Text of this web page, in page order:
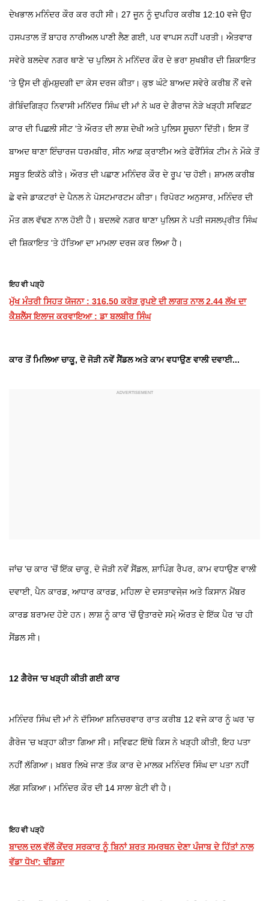
ਦੇਖਭਾਲ ਮਨਿੰਦਰ ਕੌਰ ਕਰ ਰਹੀ ਸੀ। 27 ਜੂਨ ਨੂੰ ਦੁਪਹਿਰ ਕਰੀਬ 12:10 ਵਜੇ ਉਹ
ਹਸਪਤਾਲ ਤੋਂ ਬਾਹਰ ਨਾਰੀਅਲ ਪਾਣੀ ਲੈਣ ਗਈ, ਪਰ ਵਾਪਸ ਨਹੀਂ ਪਰਤੀ। ਐਤਵਾਰ
ਸਵੇਰੇ ਬਲਦੇਵ ਨਗਰ ਥਾਣੇ 'ਚ ਪੁਲਿਸ ਨੇ ਮਨਿੱਦਰ ਕੌਰ ਦੇ ਭਰਾ ਸੁਖਬੀਰ ਦੀ ਸ਼ਿਕਾਇਤ
'ਤੇ ਉਸ ਦੀ ਗੁੰਮਸ਼ੁਦਗੀ ਦਾ ਕੇਸ ਦਰਜ ਕੀਤਾ। ਕੁਝ ਘੰਟੇ ਬਾਅਦ ਸਵੇਰੇ ਕਰੀਬ ਨੌਂ ਵਜੇ
ਗੋਬਿੰਦਗਿੜ੍ਹ ਨਿਵਾਸੀ ਮਨਿੱਦਰ ਸਿੰਘ ਦੀ ਮਾਂ ਨੇ ਘਰ ਦੇ ਗੈਰਾਜ ਨੇੜੇ ਖੜ੍ਹੀ ਸਵਿਫ਼ਟ
ਕਾਰ ਦੀ ਪਿਛਲੀ ਸੀਟ 'ਤੇ ਔਰਤ ਦੀ ਲਾਸ਼ ਦੇਖੀ ਅਤੇ ਪੁਲਿਸ ਸੂਚਨਾ ਦਿੱਤੀ। ਇਸ ਤੋਂ
ਬਾਅਦ ਥਾਣਾ ਇੰਚਾਰਜ ਧਰਮਬੀਰ, ਸੀਨ ਆਫ਼ ਕ੍ਰਾਈਮ ਅਤੇ ਫੋਰੈਂਸਿੰਕ ਟੀਮ ਨੇ ਮੌਕੇ ਤੋਂ
ਸਬੂਤ ਇਕੱਠੇ ਕੀਤੇ। ਔਰਤ ਦੀ ਪਛਾਣ ਮਨਿੰਦਰ ਕੌਰ ਦੇ ਰੂਪ 'ਚ ਹੋਈ। ਸ਼ਾਮਲ ਕਰੀਬ
ਛੇ ਵਜੇ ਡਾਕਟਰਾਂ ਦੇ ਪੈਨਲ ਨੇ ਪੋਸਟਮਾਰਟਮ ਕੀਤਾ। ਰਿਪੋਰਟ ਅਨੁਸਾਰ, ਮਨਿੰਦਰ ਦੀ
ਮੌਤ ਗਲ ਵੱਢਣ ਨਾਲ ਹੋਈ ਹੈ। ਬਦਲਵੇ ਨਗਰ ਥਾਣਾ ਪੁਲਿਸ ਨੇ ਪਤੀ ਜਸਲਪ੍ਰੀਤ ਸਿੰਘ
ਦੀ ਸ਼ਿਕਾਇਤ 'ਤੇ ਹੱਤਿਆ ਦਾ ਮਾਮਲਾ ਦਰਜ ਕਰ ਲਿਆ ਹੈ।
ਇਹ ਵੀ ਪੜ੍ਹੋ
ਮੁੱਖ ਮੰਤਰੀ ਸਿਹਤ ਯੋਜਨਾ : 316.50 ਕਰੋੜ ਰੁਪਏ ਦੀ ਲਾਗਤ ਨਾਲ 2.44 ਲੱਖ ਦਾ
ਕੈਸ਼ਲੈੱਸ ਇਲਾਜ ਕਰਵਾਇਆ : ਡਾ ਬਲਬੀਰ ਸਿੰਘ
ਕਾਰ ਤੋਂ ਮਿਲਿਆ ਚਾਕੂ, ਦੋ ਜੋੜੀ ਨਵੇਂ ਸੈਂਡਲ ਅਤੇ ਕਾਮ ਵਧਾਉਣ ਵਾਲੀ ਦਵਾਈ...
ਜਾਂਚ 'ਚ ਕਾਰ 'ਚੋਂ ਇੱਕ ਚਾਕੂ, ਦੋ ਜੋੜੀ ਨਵੇਂ ਸੈਂਡਲ, ਸ਼ਾਪਿੰਗ ਰੈਪਰ, ਕਾਮ ਵਧਾਉਣ ਵਾਲੀ
ਦਵਾਈ, ਪੈਨ ਕਾਰਡ, ਆਧਾਰ ਕਾਰਡ, ਮਹਿਲਾ ਦੇ ਦਸਤਾਵਜੇ਼ਜ ਅਤੇ ਕਿਸਾਨ ਮੈਂਬਰ
ਕਾਰਡ ਬਰਾਮਦ ਹੋਏ ਹਨ। ਲਾਸ਼ ਨੂੰ ਕਾਰ 'ਚੋਂ ਉਤਾਰਦੇ ਸਮੇ਼ ਔਰਤ ਦੇ ਇੱਕ ਪੈਰ 'ਚ ਹੀ
ਸੈਂਡਲ ਸੀ।
12 ਗੈਰੇਜ 'ਚ ਖੜ੍ਹੀ ਕੀਤੀ ਗਈ ਕਾਰ
ਮਨਿੰਦਰ ਸਿੰਘ ਦੀ ਮਾਂ ਨੇ ਦੱਸਿਆ ਸ਼ਨਿਚਰਵਾਰ ਰਾਤ ਕਰੀਬ 12 ਵਜੇ ਕਾਰ ਨੂੰ ਘਰ 'ਚ
ਗੈਰੇਜ 'ਚ ਖੜ੍ਹਾ ਕੀਤਾ ਗਿਆ ਸੀ। ਸਵਿ਼ਫਟ ਇੱਥੇ ਕਿਸ ਨੇ ਖੜ੍ਹੀ ਕੀਤੀ, ਇਹ ਪਤਾ
ਨਹੀਂ ਲੱਗਿਆ। ਖ਼ਬਰ ਲਿਖੇ ਜਾਣ ਤੱਕ ਕਾਰ ਦੇ ਮਾਲਕ ਮਨਿੰਦਰ ਸਿੰਘ ਦਾ ਪਤਾ ਨਹੀਂ
ਲੱਗ ਸਕਿਆ। ਮਨਿੰਦਰ ਕੌਰ ਦੀ 14 ਸਾਲਾ ਬੇਟੀ ਵੀ ਹੈ।
ਇਹ ਵੀ ਪੜ੍ਹੋ
ਬਾਦਲ ਦਲ ਵੱਲੋਂ ਕੇਂਦਰ ਸਰਕਾਰ ਨੂੰ ਬਿਨਾਂ ਸ਼ਰਤ ਸਮਰਥਨ ਦੇਣਾ ਪੰਜਾਬ ਦੇ ਹਿੱਤਾਂ ਨਾਲ
ਵੱਡਾ ਧੋਖਾ: ਢੀਂਡਸਾ